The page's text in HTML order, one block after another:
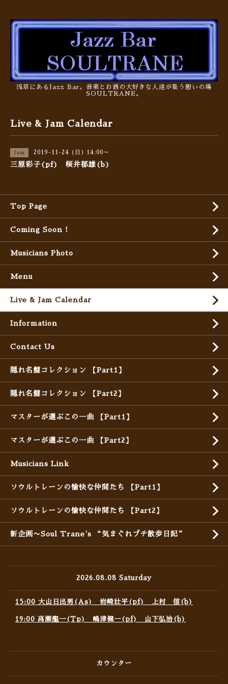
浅草にあるJazz Bar。音楽とお酒の大好きな人達が集う憩いの場
SOULTRANE。
Live & Jam Calendar
Jam 2019-11-24 (日) 14:00～
三原彩子(pf) 桜井郁雄(b)
Top Page
Coming Soon !
Musicians Photo
Menu
Live & Jam Calendar
Information
Contact Us
隠れ名盤コレクション 【Part1】
隠れ名盤コレクション 【Part2】
マスターが選ぶこの一曲 【Part1】
マスターが選ぶこの一曲 【Part2】
Musicians Link
ソウルトレーンの愉快な仲間たち 【Part1】
ソウルトレーンの愉快な仲間たち 【Part2】
新企画〜Soul Trane's “気まぐれプチ散歩日記”
2026.08.08 Saturday
15:00 大山日出男(As) 岩崎壮平(pf) 上村 信(b)
19:00 高瀬龍一(Tp) 嶋津健一(pf) 山下弘治(b)
カウンター